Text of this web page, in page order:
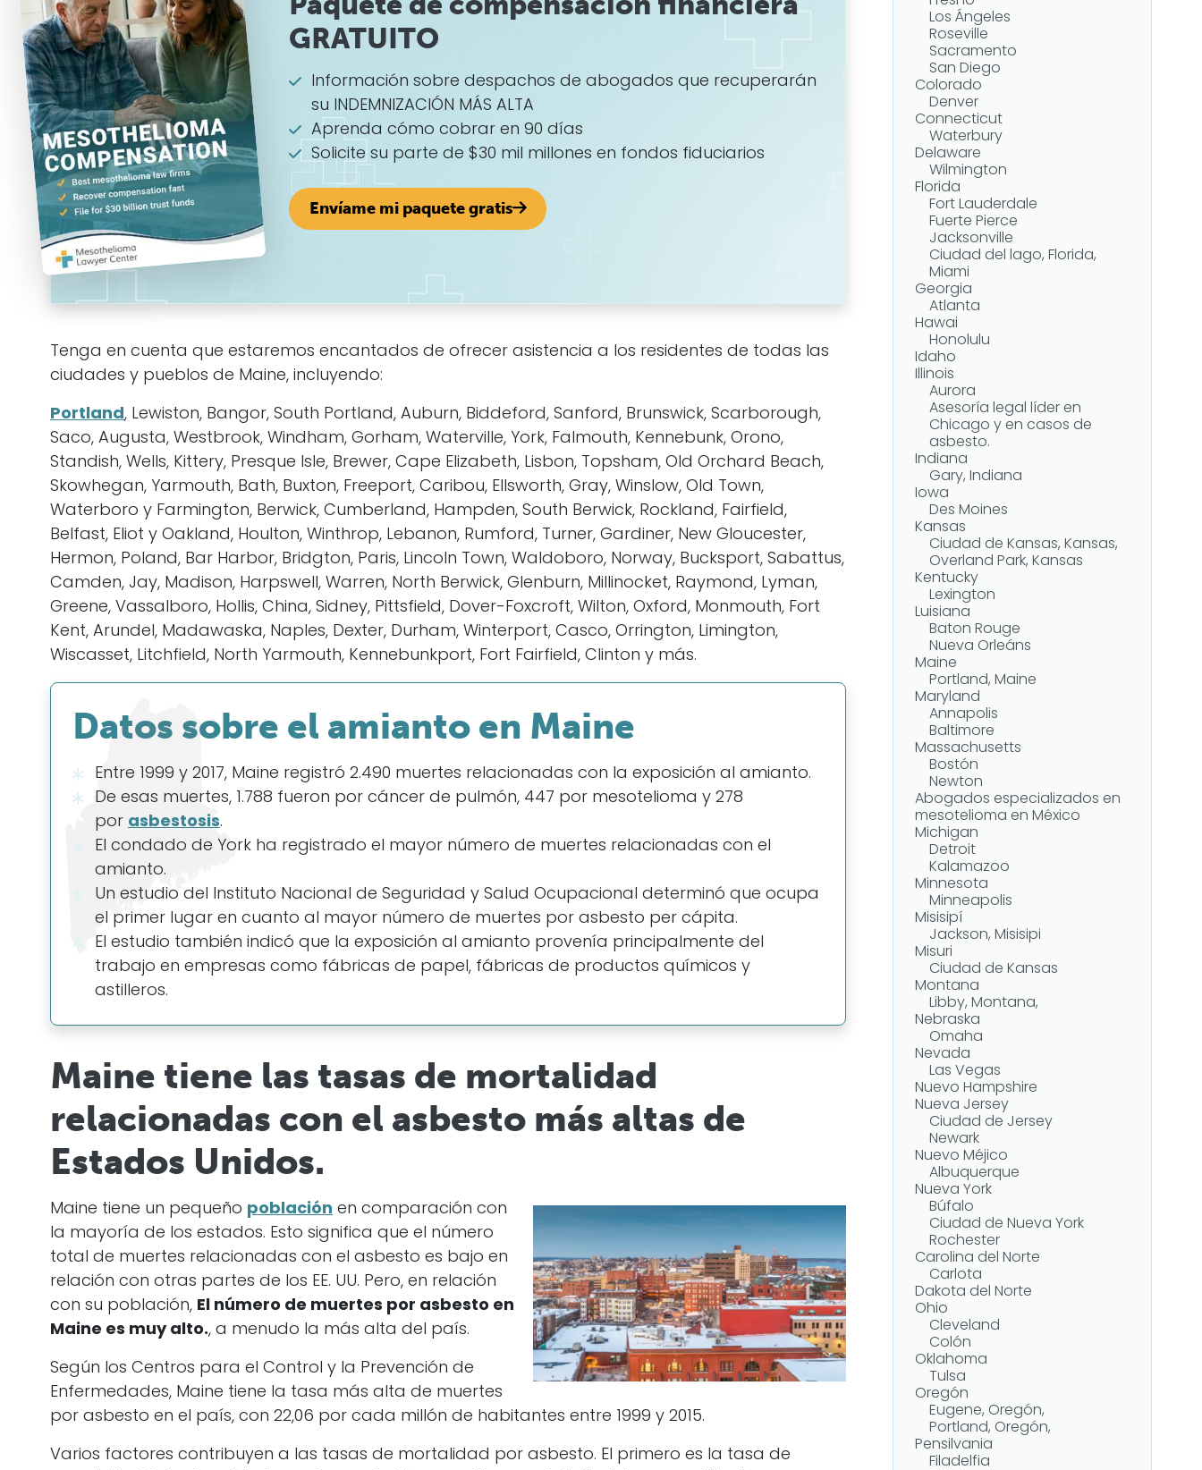
GRATUITO
Información sobre despachos de abogados que recuperarán
su INDEMNIZACIÓN MÁS ALTA
Aprenda cómo cobrar en 90 días
Solicite su parte de $30 mil millones en fondos fiduciarios
Envíame mi paquete gratis
Tenga en cuenta que estaremos encantados de ofrecer asistencia a los residentes de todas las
ciudades y pueblos de Maine, incluyendo:
Portland, Lewiston, Bangor, South Portland, Auburn, Biddeford, Sanford, Brunswick, Scarborough,
Saco, Augusta, Westbrook, Windham, Gorham, Waterville, York, Falmouth, Kennebunk, Orono,
Standish, Wells, Kittery, Presque Isle, Brewer, Cape Elizabeth, Lisbon, Topsham, Old Orchard Beach,
Skowhegan, Yarmouth, Bath, Buxton, Freeport, Caribou, Ellsworth, Gray, Winslow, Old Town,
Waterboro y Farmington, Berwick, Cumberland, Hampden, South Berwick, Rockland, Fairfield,
Belfast, Eliot y Oakland, Houlton, Winthrop, Lebanon, Rumford, Turner, Gardiner, New Gloucester,
Hermon, Poland, Bar Harbor, Bridgton, Paris, Lincoln Town, Waldoboro, Norway, Bucksport, Sabattus,
Camden, Jay, Madison, Harpswell, Warren, North Berwick, Glenburn, Millinocket, Raymond, Lyman,
Greene, Vassalboro, Hollis, China, Sidney, Pittsfield, Dover-Foxcroft, Wilton, Oxford, Monmouth, Fort
Kent, Arundel, Madawaska, Naples, Dexter, Durham, Winterport, Casco, Orrington, Limington,
Wiscasset, Litchfield, North Yarmouth, Kennebunkport, Fort Fairfield, Clinton y más.
Datos sobre el amianto en Maine
Entre 1999 y 2017, Maine registró 2.490 muertes relacionadas con la exposición al amianto.
De esas muertes, 1.788 fueron por cáncer de pulmón, 447 por mesotelioma y 278
por asbestosis.
El condado de York ha registrado el mayor número de muertes relacionadas con el
amianto.
Un estudio del Instituto Nacional de Seguridad y Salud Ocupacional determinó que ocupa
el primer lugar en cuanto al mayor número de muertes por asbesto per cápita.
El estudio también indicó que la exposición al amianto provenía principalmente del
trabajo en empresas como fábricas de papel, fábricas de productos químicos y
astilleros.
Maine tiene las tasas de mortalidad
relacionadas con el asbesto más altas de
Estados Unidos.
Maine tiene un pequeño población en comparación con
la mayoría de los estados. Esto significa que el número
total de muertes relacionadas con el asbesto es bajo en
relación con otras partes de los EE. UU. Pero, en relación
con su población, El número de muertes por asbesto en
Maine es muy alto., a menudo la más alta del país.
Según los Centros para el Control y la Prevención de
Enfermedades, Maine tiene la tasa más alta de muertes
por asbesto en el país, con 22,06 por cada millón de habitantes entre 1999 y 2015.
Varios factores contribuyen a las tasas de mortalidad por asbesto. El primero es la tasa de
construcción naval
Amianto en la industria
papelera
Otros lugares con amianto
¿Qué ocurre con el amianto
de origen natural en Maine?
Leyes sobre el amianto en
Maine
Plazo de prescripción
¿Cómo puedo obtener
tratamiento para el
mesotelioma en Maine?
Asistencia legal en Maine
¿Cuánto vale una demanda
por mesotelioma?
Los Ángeles
Roseville
Sacramento
San Diego
Colorado
Denver
Connecticut
Waterbury
Delaware
Wilmington
Florida
Fort Lauderdale
Fuerte Pierce
Jacksonville
Ciudad del lago, Florida,
Miami
Georgia
Atlanta
Hawai
Honolulu
Idaho
Illinois
Aurora
Asesoría legal líder en
Chicago y en casos de
asbesto.
Indiana
Gary, Indiana
Iowa
Des Moines
Kansas
Ciudad de Kansas, Kansas,
Overland Park, Kansas
Kentucky
Lexington
Luisiana
Baton Rouge
Nueva Orleáns
Maine
Portland, Maine
Maryland
Annapolis
Baltimore
Massachusetts
Bostón
Newton
Abogados especializados en
mesotelioma en México
Michigan
Detroit
Kalamazoo
Minnesota
Minneapolis
Misisipí
Jackson, Misisipi
Misuri
Ciudad de Kansas
Montana
Libby, Montana,
Nebraska
Omaha
Nevada
Las Vegas
Nuevo Hampshire
Nueva Jersey
Ciudad de Jersey
Newark
Nuevo Méjico
Albuquerque
Nueva York
Búfalo
Ciudad de Nueva York
Rochester
Carolina del Norte
Carlota
Dakota del Norte
Ohio
Cleveland
Colón
Oklahoma
Tulsa
Oregón
Eugene, Oregón,
Portland, Oregón,
Pensilvania
Filadelfia